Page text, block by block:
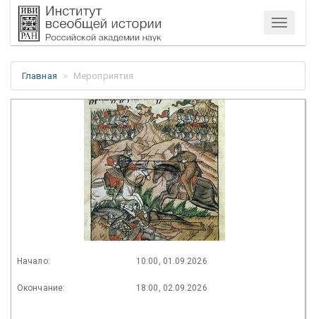
Меню
Главная Мероприятия
Начало: 10:00, 01.09.2026
Окончание: 18:00, 02.09.2026